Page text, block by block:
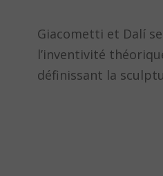
Giacometti et Dalí
l’inventivité
définissant la